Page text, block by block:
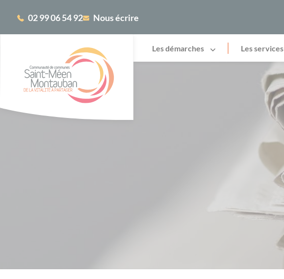
02 99 06 54 92 Nous écrire
Les démarches Les services